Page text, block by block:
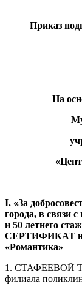
Приказ
На
I. «За
города, в связи
и 50 летнего
СЕРТИФИКАТ на
1. СТАФЕЕВОЙ
филиала